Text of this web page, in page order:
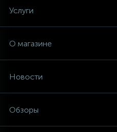
Услуги
О магазине
Новости
Обзоры